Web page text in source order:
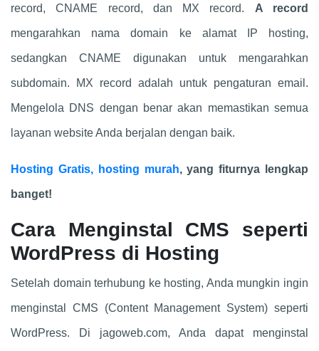
record, CNAME record, dan MX record. A record
mengarahkan nama domain ke alamat IP hosting,
sedangkan CNAME digunakan untuk mengarahkan
subdomain. MX record adalah untuk pengaturan email.
Mengelola DNS dengan benar akan memastikan semua
layanan website Anda berjalan dengan baik.
Hosting Gratis, hosting murah, yang fiturnya lengkap
banget!
Cara Menginstal CMS seperti
WordPress di Hosting
Setelah domain terhubung ke hosting, Anda mungkin ingin
menginstal CMS (Content Management System) seperti
WordPress. Di jagoweb.com, Anda dapat menginstal